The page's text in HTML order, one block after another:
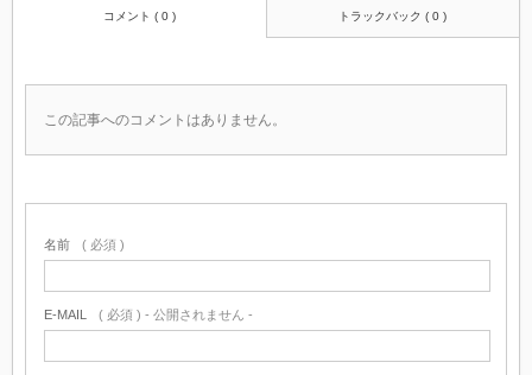
コメント ( 0 ) トラックバック ( 0 )
この記事へのコメントはありません。
名前 ( 必須 )
E-MAIL ( 必須 ) - 公開されません -